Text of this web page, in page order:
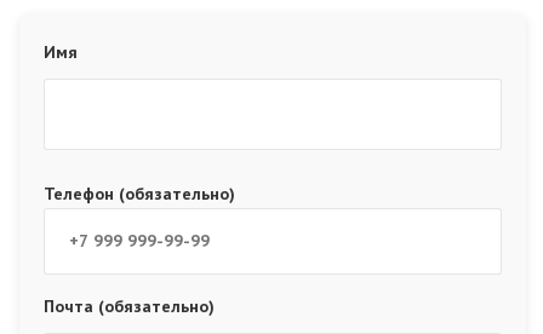
Имя
Телефон (обязательно)
Почта (обязательно)